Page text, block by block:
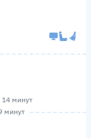
минут
минут